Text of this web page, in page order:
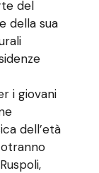
del
della sua
i giovani
dell’età